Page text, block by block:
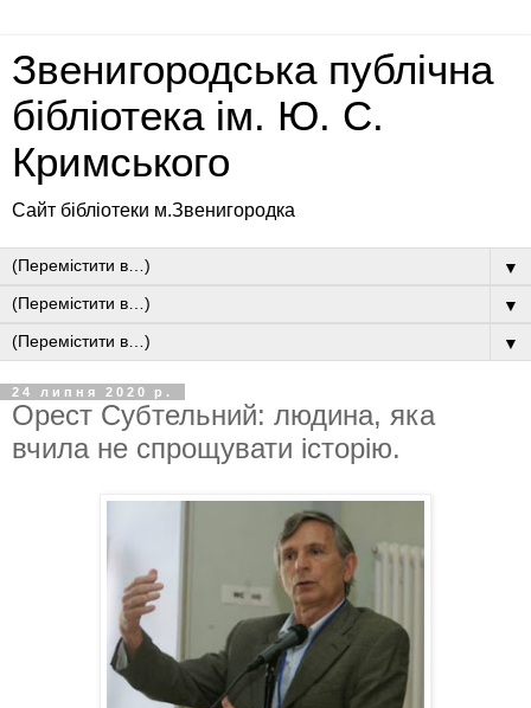
Звенигородська публічна
бібліотека ім. Ю. С.
Кримського
Сайт бібліотеки м.Звенигородка
▼
▼
▼
24 липня 2020 р.
Орест Субтельний: людина, яка
вчила не спрощувати історію.